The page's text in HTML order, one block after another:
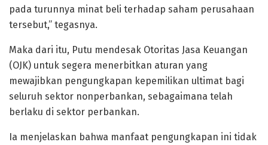
pada turunnya minat beli terhadap saham perusahaan
tersebut,” tegasnya.
Maka dari itu, Putu mendesak Otoritas Jasa Keuangan
(OJK) untuk segera menerbitkan aturan yang
mewajibkan pengungkapan kepemilikan ultimat bagi
seluruh sektor nonperbankan, sebagaimana telah
berlaku di sektor perbankan.
Ia menjelaskan bahwa manfaat pengungkapan ini tidak